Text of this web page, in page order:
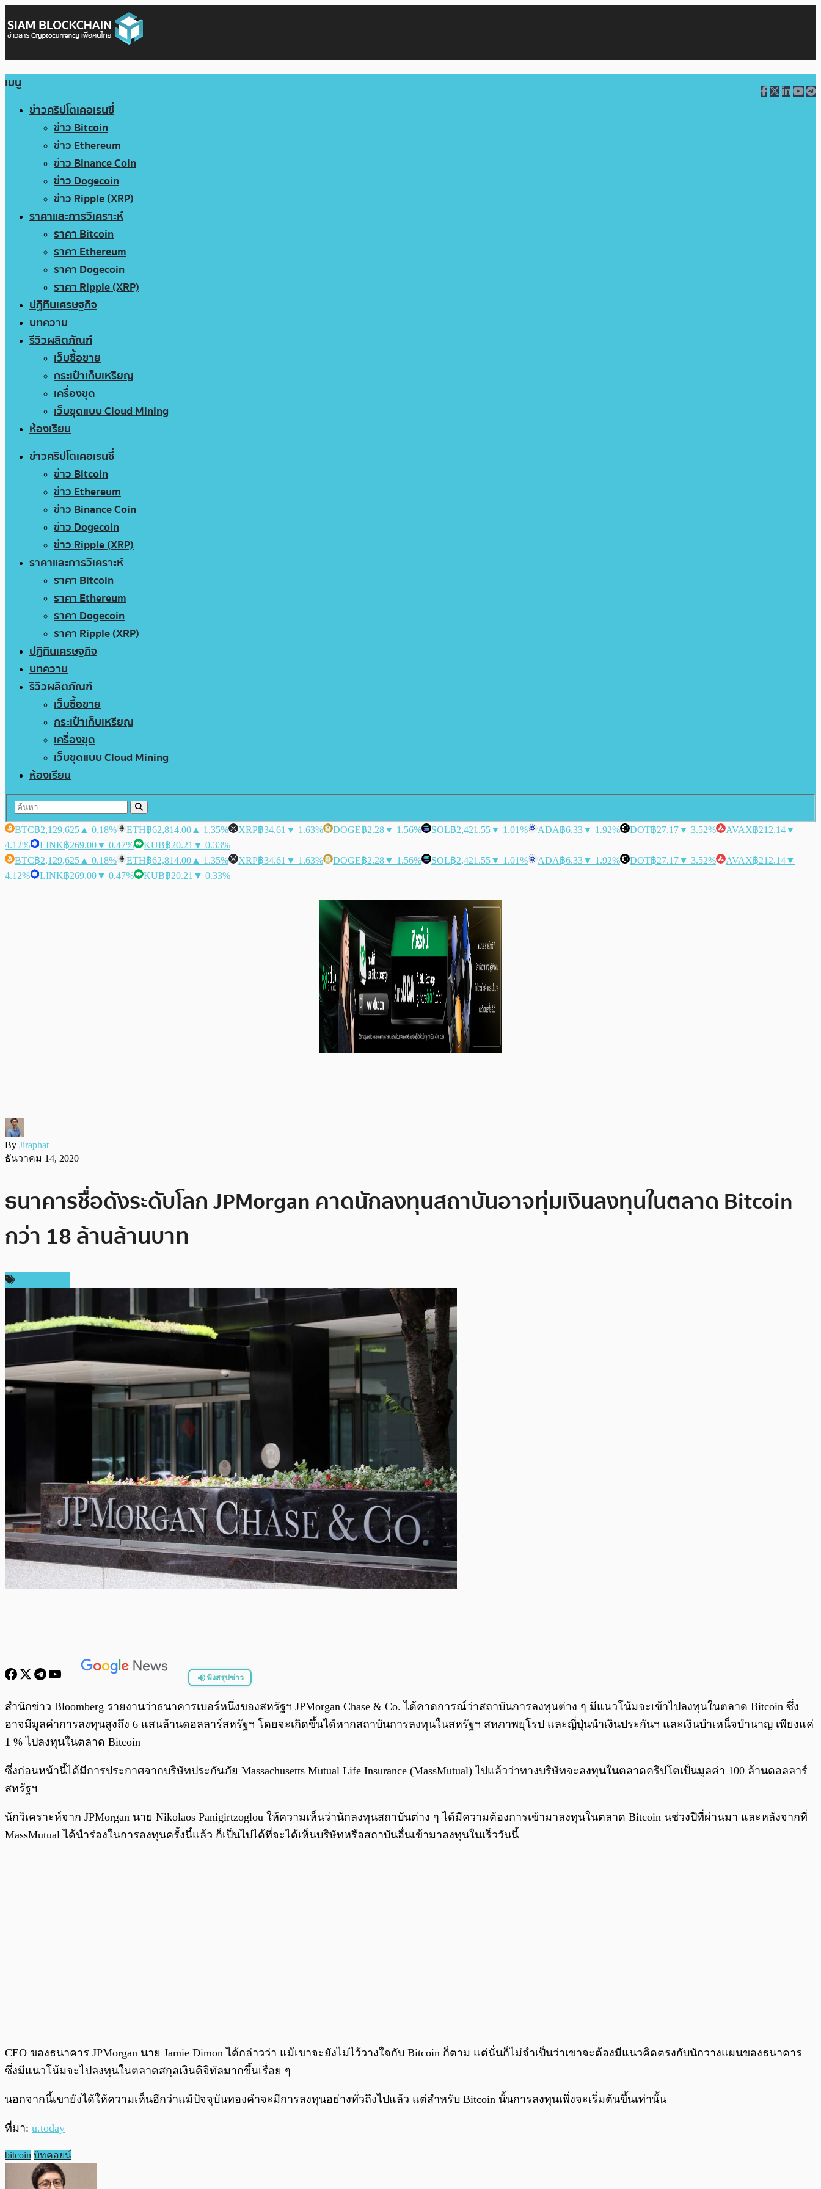
เมนู
ข่าวคริปโตเคอเรนซี่
ข่าว Bitcoin
ข่าว Ethereum
ข่าว Binance Coin
ข่าว Dogecoin
ข่าว Ripple (XRP)
ราคาและการวิเคราะห์
ราคา Bitcoin
ราคา Ethereum
ราคา Dogecoin
ราคา Ripple (XRP)
ปฏิทินเศรษฐกิจ
บทความ
รีวิวผลิตภัณฑ์
เว็บซื้อขาย
กระเป๋าเก็บเหรียญ
เครื่องขุด
เว็บขุดแบบ Cloud Mining
ห้องเรียน
ข่าวคริปโตเคอเรนซี่
ข่าว Bitcoin
ข่าว Ethereum
ข่าว Binance Coin
ข่าว Dogecoin
ข่าว Ripple (XRP)
ราคาและการวิเคราะห์
ราคา Bitcoin
ราคา Ethereum
ราคา Dogecoin
ราคา Ripple (XRP)
ปฏิทินเศรษฐกิจ
บทความ
รีวิวผลิตภัณฑ์
เว็บซื้อขาย
กระเป๋าเก็บเหรียญ
เครื่องขุด
เว็บขุดแบบ Cloud Mining
ห้องเรียน
BTC฿2,129,625 ▲ 0.18% ETH฿62,814.00 ▲ 1.35% XRP฿34.61 ▼ 1.63% DOGE฿2.28▼ 1.56% SOL฿2,421.55▼ 1.01% ADA฿6.33▼ 1.92% DOT฿27.17▼ 3.52% AVAX฿212.14▼
4.12%
LINK฿269.00▼ 0.47% KUB฿20.21 ▼ 0.33%
BTC฿2,129,625 ▲ 0.18% ETH฿62,814.00 ▲ 1.35% XRP฿34.61 ▼ 1.63% DOGE฿2.28▼ 1.56% SOL฿2,421.55▼ 1.01% ADA฿6.33▼ 1.92% DOT฿27.17▼ 3.52% AVAX฿212.14▼
4.12%
LINK฿269.00▼ 0.47% KUB฿20.21 ▼ 0.33%
By Jiraphat
ธันวาคม 14, 2020
ธนาคารชื่อดังระดับโลก JPMorgan คาดนักลงทุนสถาบันอาจทุ่มเงินลงทุนในตลาด Bitcoin
กว่า 18 ล้านล้านบาท
ฟังสรุปข่าว
พร้อมเล่น /0:00
สำนักข่าว Bloomberg รายงานว่าธนาคารเบอร์หนึ่งของสหรัฐฯ JPMorgan Chase & Co. ได้คาดการณ์ว่าสถาบันการลงทุนต่าง ๆ มีแนวโน้มจะเข้าไปลงทุนในตลาด Bitcoin ซึ่ง
อาจมีมูลค่าการลงทุนสูงถึง 6 แสนล้านดอลลาร์สหรัฐฯ โดยจะเกิดขึ้นได้หากสถาบันการลงทุนในสหรัฐฯ สหภาพยุโรป และญี่ปุ่นนำเงินประกันฯ และเงินบำเหน็จบำนาญ เพียงแค่
1 % ไปลงทุนในตลาด Bitcoin
ซึ่งก่อนหน้านี้ได้มีการประกาศจากบริษัทประกันภัย Massachusetts Mutual Life Insurance (MassMutual) ไปแล้วว่าทางบริษัทจะลงทุนในตลาดคริปโตเป็นมูลค่า 100 ล้านดอลลาร์
สหรัฐฯ
นักวิเคราะห์จาก JPMorgan นาย Nikolaos Panigirtzoglou ให้ความเห็นว่านักลงทุนสถาบันต่าง ๆ ได้มีความต้องการเข้ามาลงทุนในตลาด Bitcoin นช่วงปีที่ผ่านมา และหลังจากที่
MassMutual ได้นำร่องในการลงทุนครั้งนี้แล้ว ก็เป็นไปได้ที่จะได้เห็นบริษัทหรือสถาบันอื่นเข้ามาลงทุนในเร็ววันนี้
CEO ของธนาคาร JPMorgan นาย Jamie Dimon ได้กล่าวว่า แม้เขาจะยังไม่ไว้วางใจกับ Bitcoin ก็ตาม แต่นั่นก็ไม่จำเป็นว่าเขาจะต้องมีแนวคิดตรงกับนักวางแผนของธนาคาร
ซึ่งมีแนวโน้มจะไปลงทุนในตลาดสกุลเงินดิจิทัลมากขึ้นเรื่อย ๆ
นอกจากนี้เขายังได้ให้ความเห็นอีกว่าแม้ปัจจุบันทองคำจะมีการลงทุนอย่างทั่วถึงไปแล้ว แต่สำหรับ Bitcoin นั้นการลงทุนเพิ่งจะเริ่มต้นขึ้นเท่านั้น
ที่มา: u.today
bitcoin บิทคอยน์